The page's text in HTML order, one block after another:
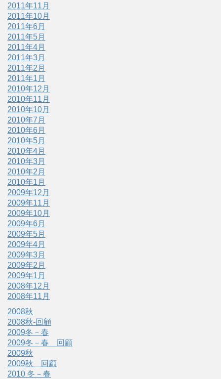
2011年11月
2011年10月
2011年6月
2011年5月
2011年4月
2011年3月
2011年2月
2011年1月
2010年12月
2010年11月
2010年10月
2010年7月
2010年6月
2010年5月
2010年4月
2010年3月
2010年2月
2010年1月
2009年12月
2009年11月
2009年10月
2009年6月
2009年5月
2009年4月
2009年3月
2009年2月
2009年1月
2008年12月
2008年11月
2008秋
2008秋-回顧
2009冬－春
2009冬－春 回顧
2009秋
2009秋 回顧
2010 冬－春